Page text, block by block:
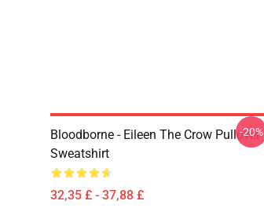
Bloodborne - Eileen The Crow Pullover
Sweatshirt
32,35 £ - 37,88 £
-20%